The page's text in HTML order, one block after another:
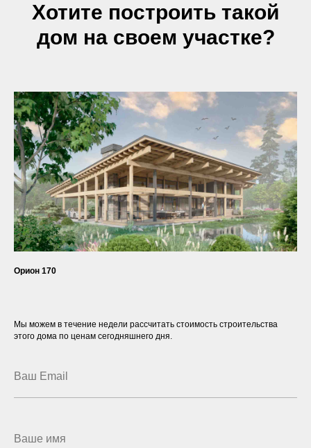
Хотите построить такой
дом на своем участке?
Орион 170
Мы можем в течение недели рассчитать стоимость строительства
этого дома по ценам сегодняшнего дня.